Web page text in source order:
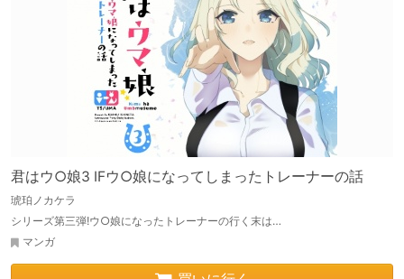
君はウ○娘3 IFウ○娘になってしまったトレーナーの話
琥珀ノカケラ
シリーズ第三弾!ウ○娘になったトレーナーの行く末は…
マンガ